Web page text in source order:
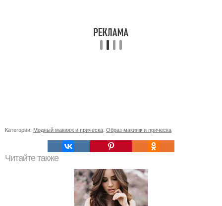
Категории: Модный макияж и прическа Образ макияж и прическа
Читайте также